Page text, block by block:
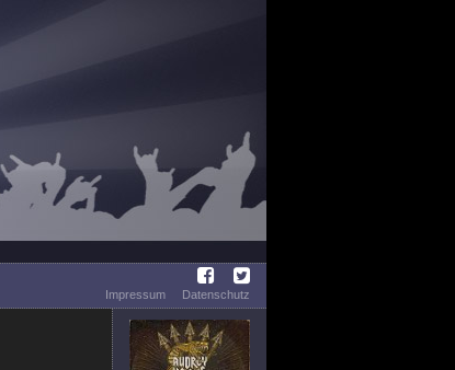
Impressum
Datenschutz